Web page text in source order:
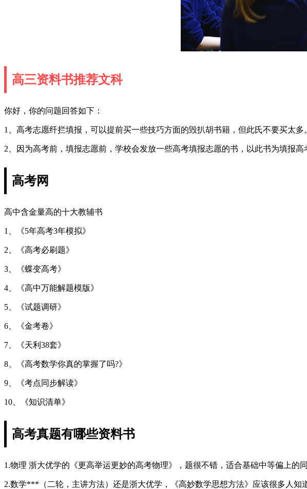
高三资料书推荐文科
你好，你的问题回答如下：
1、高考志愿纤拦填报，可以提前买一些技巧方面的毁扒胡书籍，但此氏不要买太多
2、因为高考前，填报志愿前，学校会发放一些高考填报志愿的书，以此书为填报高
高考网
高中含金量高的十大教辅书
1、《5年高考3年模拟》
2、《高考必刷题》
3、《蝶变高考》
4、《高中万能解题模版》
5、《试题调研》
6、《金考卷》
7、《天利38套》
8、《高考数学你真的掌握了吗?》
9、《考点同步解读》
10、《知识清单》
高考真题有哪些资料书
1.物理 浙大优学的《更高举运更妙的高考物理》，题很不错，适合基础中等偏上的
2.数学***（二轮，主讲方法）还是浙大优学，《高妙数学思想方法》应该很多人